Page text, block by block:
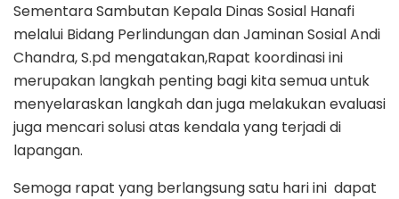
Sementara Sambutan Kepala Dinas Sosial Hanafi
melalui Bidang Perlindungan dan Jaminan Sosial Andi
Chandra, S.pd mengatakan,Rapat koordinasi ini
merupakan langkah penting bagi kita semua untuk
menyelaraskan langkah dan juga melakukan evaluasi
juga mencari solusi atas kendala yang terjadi di
lapangan.
Semoga rapat yang berlangsung satu hari ini dapat